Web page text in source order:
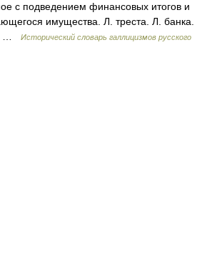
с подведением финансовых итогов и
имущества. Л. треста. Л. банка.
…
Исторический словарь галлицизмов русского